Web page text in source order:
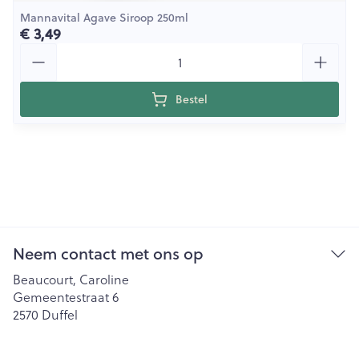
Mannavital Agave Siroop 250ml
€ 3,49
Bestel
Neem contact met ons op
Beaucourt, Caroline
Gemeentestraat 6
2570 Duffel